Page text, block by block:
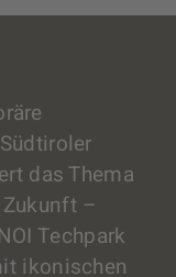
das Thema
–
Techpark
ikonischen